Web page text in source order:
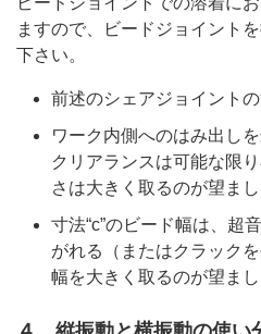
ますので、ビードジョイント
下さい。
前述のシェアジョイント
ワーク内側へのはみ出し
クリアランスは可能な限
さは大きく取るのが望まし
寸法“c”のビード幅は、超
がれる（またはクラック
幅を大きく取るのが望まし